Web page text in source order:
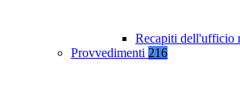
Recapiti dell'ufficio
Provvedimenti 216